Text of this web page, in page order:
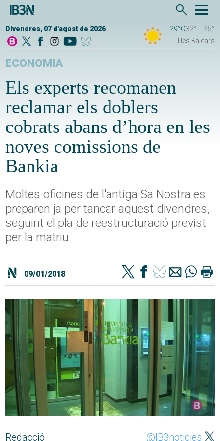
Divendres, 07 d'agost de 2026 29°C32°
25°
Illes Balears
ECONOMIA
Els experts recomanen
reclamar els doblers
cobrats abans d’hora en les
noves comissions de
Bankia
Moltes oficines de l'antiga Sa Nostra es
preparen ja per tancar aquest divendres,
seguint el pla de reestructuració previst
per la matriu
09/01/2018
Redacció @IB3noticies